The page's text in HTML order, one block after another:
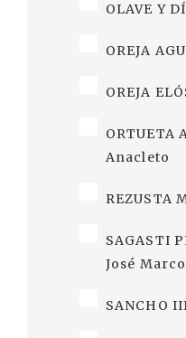
OLAVE Y
OREJA
OREJA
ORTUETA
Anacleto
REZUSTA
SAGASTI
José
SANCHO